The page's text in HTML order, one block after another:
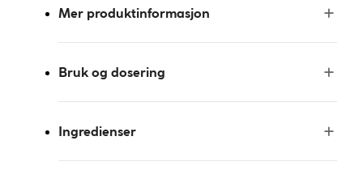
Mer produktinformasjon
Bruk og dosering
Ingredienser